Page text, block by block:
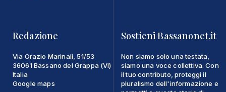
Redazione
Via Orazio Marinali, 51/53
36061 Bassano del Grappa (VI)
Italia
Google maps
Sostieni Bassanonet.it
Non siamo solo una testata,
siamo una voce collettiva. Con
il tuo contributo, proteggi il
pluralismo dell'informazione e